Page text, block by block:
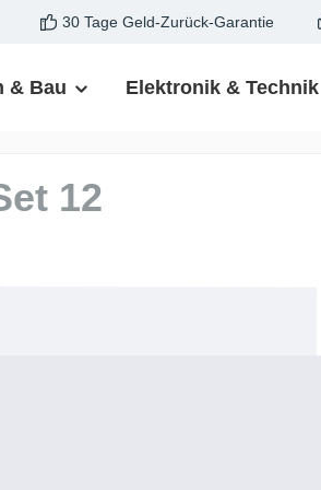
30 Tage Geld-Zurück-Garantie
& Bau Elektronik & Technik
12